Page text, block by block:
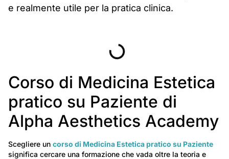
e realmente utile per la pratica clinica.
Corso di Medicina Estetica
pratico su Paziente di
Alpha Aesthetics Academy
Scegliere un corso di Medicina Estetica pratico su Paziente
significa cercare una formazione che vada oltre la teoria e